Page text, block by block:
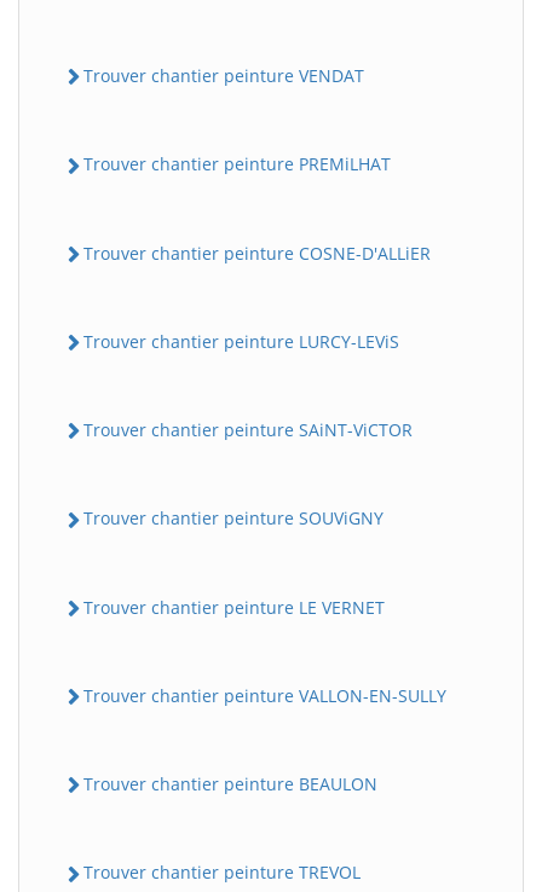
Trouver chantier peinture VENDAT
Trouver chantier peinture PREMiLHAT
Trouver chantier peinture COSNE-D'ALLiER
Trouver chantier peinture LURCY-LEViS
Trouver chantier peinture SAiNT-ViCTOR
Trouver chantier peinture SOUViGNY
Trouver chantier peinture LE VERNET
Trouver chantier peinture VALLON-EN-SULLY
Trouver chantier peinture BEAULON
Trouver chantier peinture TREVOL